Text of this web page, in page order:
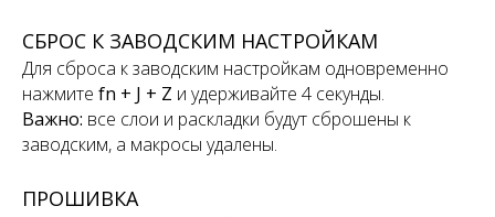
СБРОС К ЗАВОДСКИМ НАСТРОЙКАМ
Для сброса к заводским настройкам одновременно
нажмите fn + J + Z и удерживайте 4 секунды.
Важно: все слои и раскладки будут сброшены к
заводским, а макросы удалены.
ПРОШИВКА